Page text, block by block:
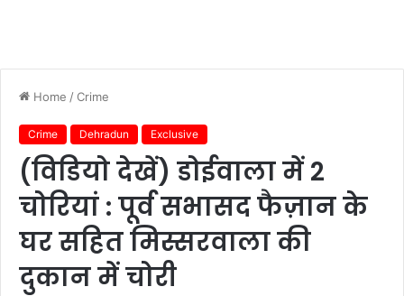
Home /Crime
Crime Dehradun Exclusive
(विडियो देखें) डोईवाला में 2
चोरियां : पूर्व सभासद फैज़ान के
घर सहित मिस्सरवाला की
दुकान में चोरी